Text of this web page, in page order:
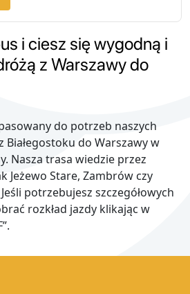
i ciesz się wygodną i
z Warszawy do
do potrzeb naszych
Białegostoku do Warszawy w
Nasza trasa wiedzie przez
Jeżewo Stare, Zambrów czy
potrzebujesz szczegółowych
rozkład jazdy klikając w